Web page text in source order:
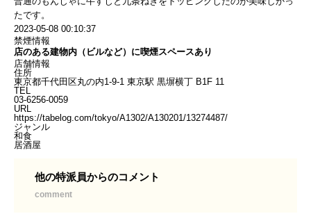
たです。
2023-05-08 00:10:37
禁煙情報
店のある建物内（ビルなど）に喫煙スペースあり
店舗情報
住所
東京都千代田区丸の内1-9-1 東京駅 黒塀横丁 B1F 11
TEL
03-6256-0059
URL
https://tabelog.com/tokyo/A1302/A130201/13274487/
ジャンル
和食
居酒屋
他の特派員からのコメント
comment